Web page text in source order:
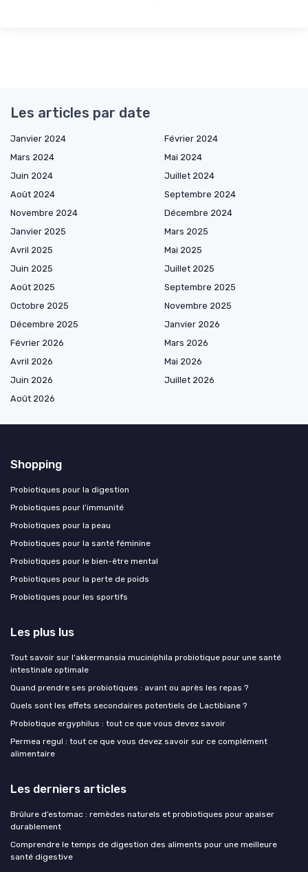
Les articles par date
Janvier 2024
Février 2024
Mars 2024
Mai 2024
Juin 2024
Juillet 2024
Août 2024
Septembre 2024
Novembre 2024
Décembre 2024
Janvier 2025
Mars 2025
Avril 2025
Mai 2025
Juin 2025
Juillet 2025
Août 2025
Septembre 2025
Octobre 2025
Novembre 2025
Décembre 2025
Janvier 2026
Février 2026
Mars 2026
Avril 2026
Mai 2026
Juin 2026
Juillet 2026
Août 2026
Shopping
Probiotiques pour la digestion
Probiotiques pour l’immunité
Probiotiques pour la peau
Probiotiques pour la santé féminine
Probiotiques pour le bien-être mental
Probiotiques pour la perte de poids
Probiotiques pour les sportifs
Les plus lus
Tout savoir sur l'akkermansia muciniphila probiotique pour une santé
intestinale optimale
Quand prendre ses probiotiques : avant ou après les repas ?
Quels sont les effets secondaires potentiels de Lactibiane ?
Probiotique ergyphilus : tout ce que vous devez savoir
Permea regul : tout ce que vous devez savoir sur ce complément
alimentaire
Les derniers articles
Brûlure d’estomac : remèdes naturels et probiotiques pour apaiser
durablement
Comprendre le temps de digestion des aliments pour une meilleure
santé digestive